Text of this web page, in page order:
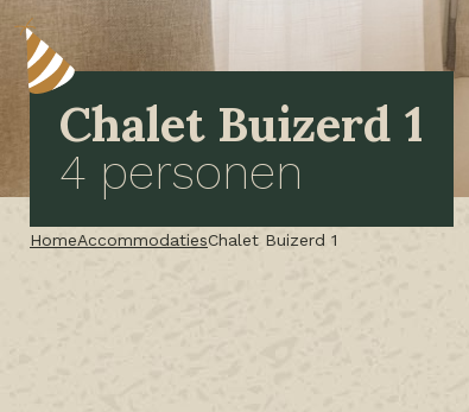
Chalet Buizerd 1
4 personen
HomeAccommodatiesChalet Buizerd 1